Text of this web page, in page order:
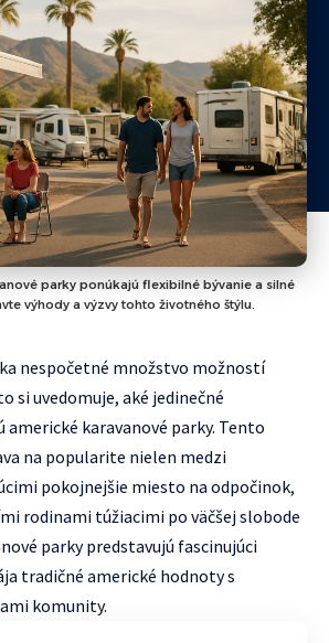
parky ponúkajú flexibilné bývanie a silné
výhody a výzvy tohto životného štýlu.
nespočetné množstvo možností
si uvedomuje, aké jedinečné
karavanové parky. Tento
na popularite nielen medzi
pokojnejšie miesto na odpočinok,
rodinami túžiacimi po väčšej slobode
parky predstavujú fascinujúci
tradičné americké hodnoty s
komunity.